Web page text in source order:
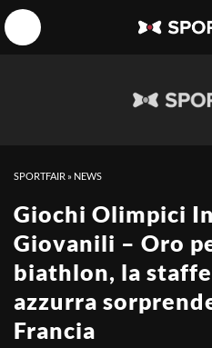
SPORTFAIR » NEWS
Giochi Olimpici
Giovanili – Oro
biathlon, la
azzurra
Francia